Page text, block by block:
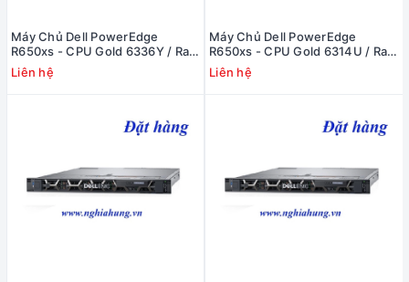
Máy Chủ Dell PowerEdge
R650xs - CPU Gold 6336Y / Ram
16GB / Raid H345 / 2x PS
Liên hệ
Máy Chủ Dell PowerEdge
R650xs - CPU Gold 6314U / Ram
16GB / Raid H345 / 2x PS
Liên hệ